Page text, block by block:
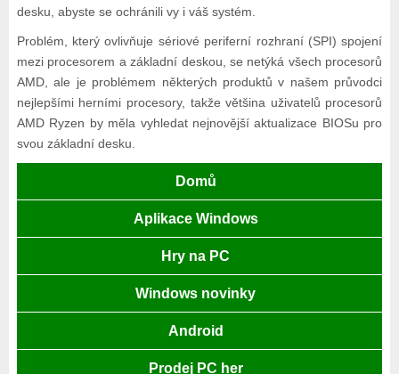
desku, abyste se ochránili vy i váš systém.
Problém, který ovlivňuje sériové periferní rozhraní (SPI) spojení
mezi procesorem a základní deskou, se netýká všech procesorů
AMD, ale je problémem některých produktů v našem průvodci
nejlepšími herními procesory, takže většina uživatelů procesorů
AMD Ryzen by měla vyhledat nejnovější aktualizace BIOSu pro
svou základní desku.
Domů
Aplikace Windows
Hry na PC
Windows novinky
Android
Prodej PC her